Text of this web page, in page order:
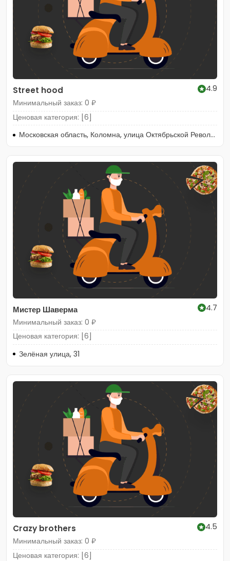
Street hood
4.9
Минимальный заказ: 0 ₽
Ценовая категория: [6]
Московская область, Коломна, улица Октябрьской Революции, 334А
Мистер Шаверма
4.7
Минимальный заказ: 0 ₽
Ценовая категория: [6]
Зелёная улица, 31
Crazy brothers
4.5
Минимальный заказ: 0 ₽
Ценовая категория: [6]